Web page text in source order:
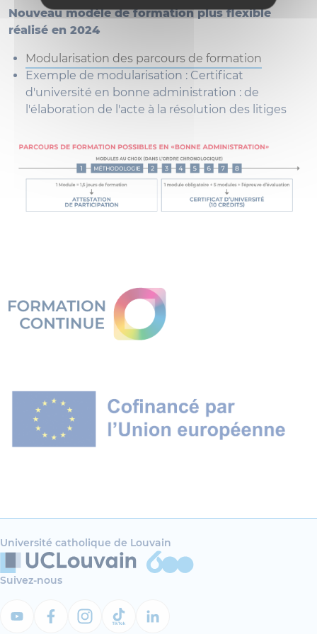
Nouveau modèle de formation plus flexible
réalisé en 2024
Modularisation des parcours de formation
Exemple de modularisation : Certificat
d'université en bonne administration : de
l'élaboration de l'acte à la résolution des litiges
Université catholique de Louvain
Suivez-nous